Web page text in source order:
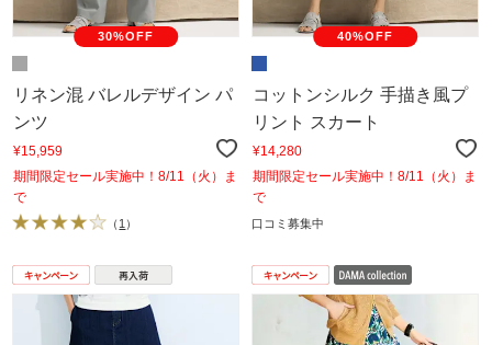
30%OFF
リネン混 バレルデザイン パ
ンツ
¥15,959
期間限定セール実施中！8/11（火）ま
で
（ 1 ）
40%OFF
コットンシルク 手描き風プ
リント スカート
¥14,280
期間限定セール実施中！8/11（火）ま
で
口コミ募集中